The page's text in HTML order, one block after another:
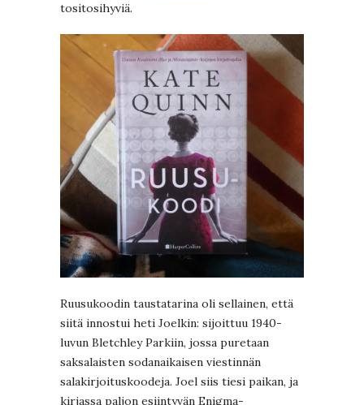
tositosihyviä.
Ruusukoodin taustatarina oli sellainen, että
siitä innostui heti Joelkin: sijoittuu 1940-
luvun Bletchley Parkiin, jossa puretaan
saksalaisten sodanaikaisen viestinnän
salakirjoituskoodeja. Joel siis tiesi paikan, ja
kirjassa paljon esiintyvän Enigma-